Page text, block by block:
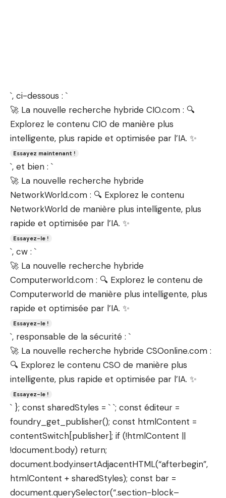
`, ci-dessous : `
🚀 La nouvelle recherche hybride CIO.com : 🔍
Explorez le contenu CIO de manière plus
intelligente, plus rapide et optimisée par l’IA. ✨
Essayez maintenant !
`, et bien : `
🚀 La nouvelle recherche hybride
NetworkWorld.com : 🔍 Explorez le contenu
NetworkWorld de manière plus intelligente, plus
rapide et optimisée par l’IA. ✨
Essayez-le !
`, cw : `
🚀 La nouvelle recherche hybride
Computerworld.com : 🔍 Explorez le contenu de
Computerworld de manière plus intelligente, plus
rapide et optimisée par l’IA. ✨
Essayez-le !
`, responsable de la sécurité : `
🚀 La nouvelle recherche hybride CSOonline.com :
🔍 Explorez le contenu CSO de manière plus
intelligente, plus rapide et optimisée par l’IA. ✨
Essayez-le !
` }; const sharedStyles = ` `; const éditeur =
foundry_get_publisher(); const htmlContent =
contentSwitch[publisher]; if (!htmlContent ||
!document.body) return;
document.body.insertAdjacentHTML(“afterbegin”,
htmlContent + sharedStyles); const bar =
document.querySelector(“.section-block–